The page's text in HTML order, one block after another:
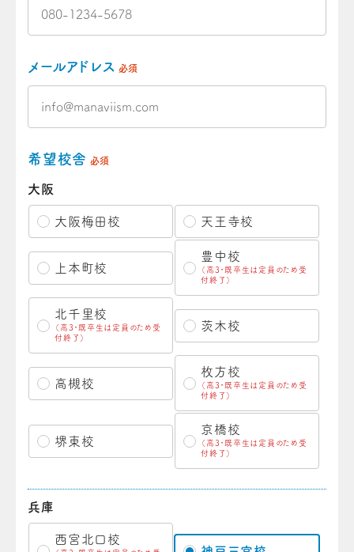
メールアドレス 必須
希望校舎 必須
大阪
大阪梅田校 天王寺校
上本町校
豊中校
（高3・既卒生は定員のため受
付終了）
北千里校
（高3・既卒生は定員のため受
付終了）
茨木校
高槻校
枚方校
（高3・既卒生は定員のため受
付終了）
堺東校
京橋校
（高3・既卒生は定員のため受
付終了）
兵庫
西宮北口校